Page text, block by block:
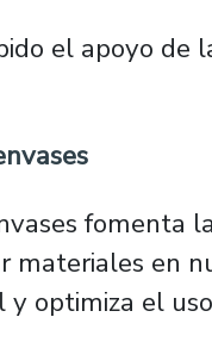
el apoyo de
fomenta
materiales en
optimiza el